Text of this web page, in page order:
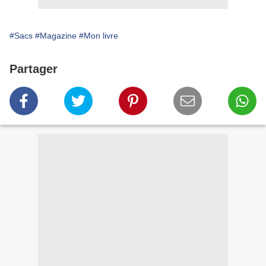
#Sacs #Magazine #Mon livre
Partager